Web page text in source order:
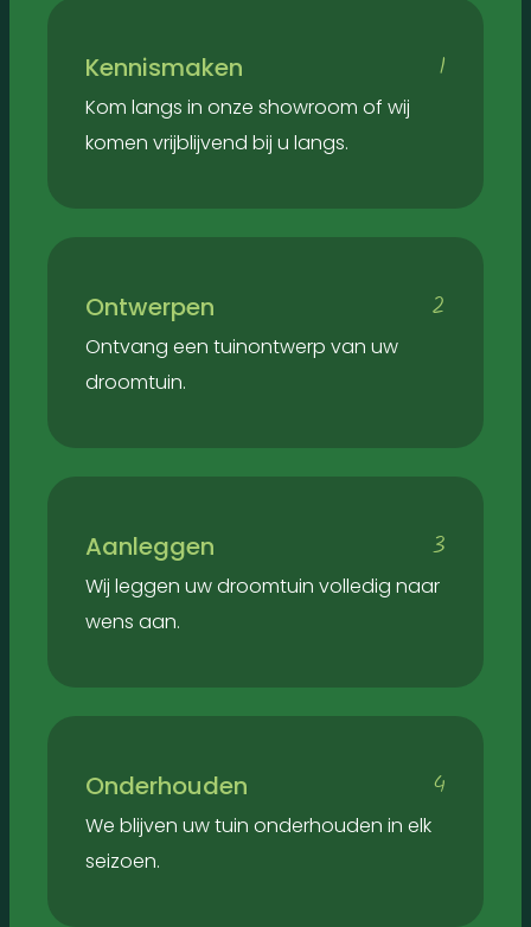
Kennismaken 1
Kom langs in onze showroom of wij
komen vrijblijvend bij u langs.
Ontwerpen 2
Ontvang een tuinontwerp van uw
droomtuin.
Aanleggen 3
Wij leggen uw droomtuin volledig naar
wens aan.
Onderhouden 4
We blijven uw tuin onderhouden in elk
seizoen.